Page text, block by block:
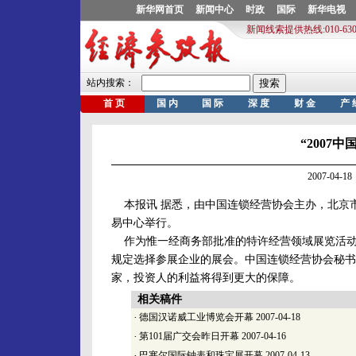
“2007中
2007-04-
本报讯 据悉，由中国连锁经营协会主办，北京
易中心举行。
作为惟一经商务部批准的特许经营领域展览活
规定选择参展企业的展会。中国连锁经营协会秘
家，投资人的利益将得到更大的保障。
相关稿件
· 德国汉诺威工业博览会开幕 2007-04-18
· 第101届广交会昨日开幕 2007-04-16